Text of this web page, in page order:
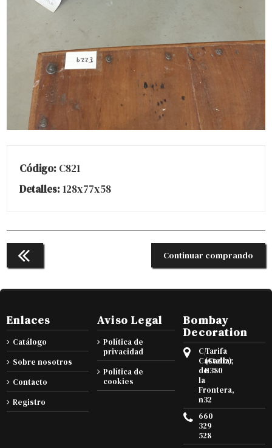
Código: C821
Detalles: 128x77x58
Continuar comprando
Enlaces
Catálogo
Sobre nosotros
Contacto
Registro
Aviso Legal
Política de
privacidad
Política de
cookies
Bombay
Decoration
C/
Castellar
de
la
Frontera,
n32
Tarifa
(Cadiz),
11380
660
329
528